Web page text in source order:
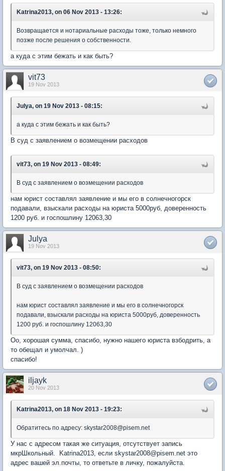
Katrina2013, on 06 Nov 2013 - 13:26:
Возвращается и нотариальные расходы тоже, только немного
позже после решения о собственности.
а куда с этим бежать и как быть?
vit73
19 Nov 2013
Julya, on 19 Nov 2013 - 08:15:
а куда с этим бежать и как быть?
В суд с заявлением о возмещении расходов
vit73, on 19 Nov 2013 - 08:49:
В суд с заявлением о возмещении расходов
нам юрист составлял заявление и мы его в солнечногорск
подавали, взыскали расходы на юриста 5000руб, доверенность
1200 руб. и госпошлину 12063,30
Julya
19 Nov 2013
vit73, on 19 Nov 2013 - 08:50:
В суд с заявлением о возмещении расходов
нам юрист составлял заявление и мы его в солнечногорск
подавали, взыскали расходы на юриста 5000руб, доверенность
1200 руб. и госпошлину 12063,30
Оо, хорошая сумма, спасибо, нужно нашего юриста взбодрить, а
то обещал и умолчал. )
спасибо!
iljayk
20 Nov 2013
Katrina2013, on 18 Nov 2013 - 19:23:
Обратитесь по адресу: skystar2008@pisem.net
У нас с адресом такая же ситуация, отсутствует запись
мкрШкольный. Katrina2013, если skystar2008@pisem.net это
адрес вашей эл.почты, то ответьте в личку, пожалуйста.